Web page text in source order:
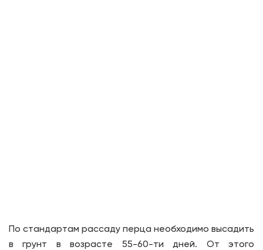
По стандартам рассаду перца необходимо высадить
в грунт в возрасте 55-60-ти дней. От этого